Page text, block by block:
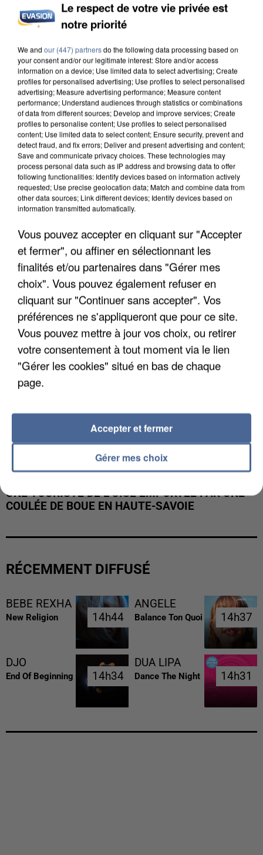
MAFIA INTERPELLÉ EN ALGÉRIE
UN SECOND CADRE DE LA DZ MAFIA
INTERPELLÉ EN ALGÉRIE
UNE TOURISTE DE L’OISE EMPORTÉE PAR UNE
COULÉE DE BOUE EN HAUTE-SAVOIE
RÉCEMMENT DIFFUSÉ
BEBE REXHA
New Religion 14h44
14h44
ANGELE
Balance Ton Quoi 14h37
14h37
DJO
End Of Beginning 14h34
14h34
DUA LIPA
Dance The Night 14h31
14h31
Le respect de votre vie privée est
notre priorité
We and our (447) partnersdo the following data processing based on
your consent and/or our legitimate interest: Store and/or access
information on a device; Use limited data to select advertising; Create
profiles for personalised advertising; Use profiles to select personalised
advertising; Measure advertising performance; Measure content
performance; Understand audiences through statistics or combinations
of data from different sources; Develop and improve services; Create
profiles to personalise content; Use profiles to select personalised
content; Use limited data to select content; Ensure security, prevent and
detect fraud, and fix errors; Deliver and present advertising and content;
Save and communicate privacy choices. These technologies may
process personal data such as IP address and browsing data to offer
following functionalities: Identify devices based on information actively
requested; Use precise geolocation data; Match and combine data from
other data sources; Link different devices; Identify devices based on
information transmitted automatically.
Vous pouvez accepter en cliquant sur "Accepter
et fermer", ou affiner en sélectionnant les
finalités et/ou partenaires dans "Gérer mes
choix". Vous pouvez également refuser en
cliquant sur "Continuer sans accepter". Vos
préférences ne s'appliqueront que pour ce site.
Vous pouvez mettre à jour vos choix, ou retirer
votre consentement à tout moment via le lien
"Gérer les cookies" situé en bas de chaque
page.
Gérer mes choix
Accepter et fermer